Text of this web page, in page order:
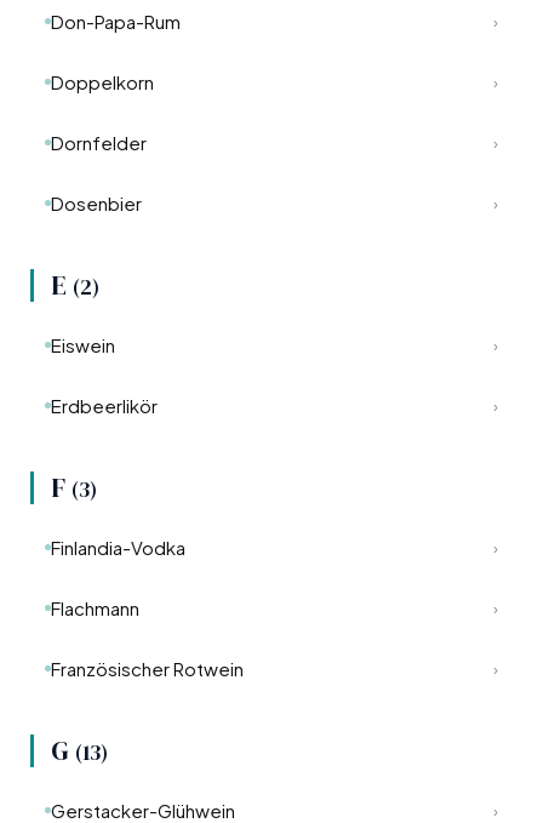
Don-Papa-Rum ›
Doppelkorn ›
Dornfelder ›
Dosenbier ›
E (2)
Eiswein ›
Erdbeerlikör ›
F (3)
Finlandia-Vodka ›
Flachmann ›
Französischer Rotwein ›
G (13)
Gerstacker-Glühwein ›